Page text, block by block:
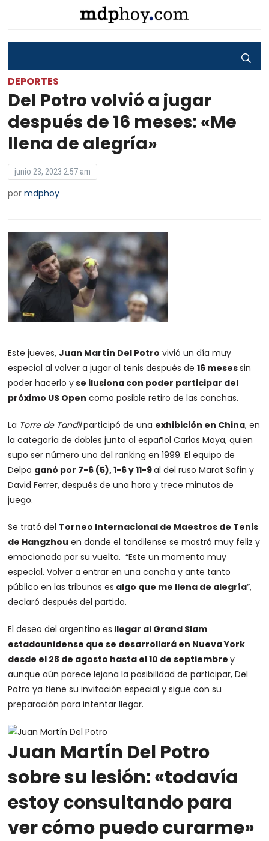
DEPORTES
Del Potro volvió a jugar
después de 16 meses: «Me
llena de alegría»
junio 23, 2023 2:57 am
pormdphoy
Este jueves,Juan Martín Del Potro vivió un día muy
especial al volver a jugar al tenis después de16 mesessin
poder hacerlo yse ilusiona con poder participar del
próximo US Open como posible retiro de las canchas.
La Torre de Tandilparticipó de una exhibición en China, en
la categoría de dobles junto al español Carlos Moya, quien
supo ser número uno del ranking en 1999. El equipo de
Delpo ganó por 7-6 (5), 1-6 y 11-9al del ruso Marat Safin y
David Ferrer, después de una hora y trece minutos de
juego.
Se trató del Torneo Internacional de Maestros de Tenis
de Hangzhou en donde el tandilense se mostró muy feliz y
emocionado por su vuelta. “Este un momento muy
especial. Volver a entrar en una cancha y ante tanto
público en las tribunas es algo que me llena de alegría”,
declaró después del partido.
El deseo del argentino es llegar al Grand Slam
estadounidense que se desarrollará en Nueva York
desde el 28 de agosto hasta el 10 de septiembrey
aunque aún parece lejana la posibilidad de participar, Del
Potro ya tiene su invitación especial y sigue con su
preparación para intentar llegar.
Juan Martín Del Potro
sobre su lesión: «todavía
estoy consultando para
ver cómo puedo curarme»